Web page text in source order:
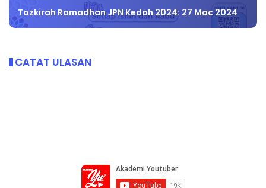
Tazkirah Ramadhan JPN Kedah 2024: 27 Mac 2024
CATAT ULASAN